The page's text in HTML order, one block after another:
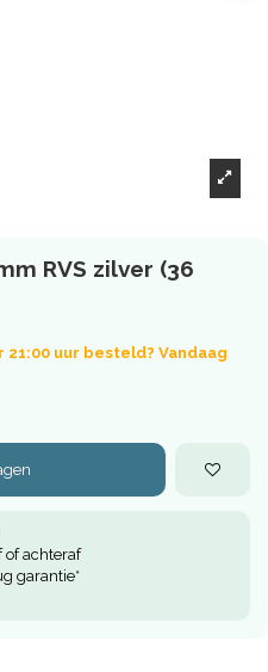
RVS zilver (36
uur besteld? Vandaag
of achteraf
garantie*